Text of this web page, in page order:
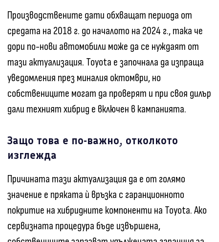
Производствените дати обхващат периода от
средата на 2018 г. до началото на 2024 г., така че
дори по-нови автомобили може да се нуждаят от
тази актуализация. Toyota е започнала да изпраща
уведомления през миналия октомври, но
собствениците могат да проверят и при своя дилър
дали техният хибрид е включен в кампанията.
Защо това е по-важно, отколкото
изглежда
Причината тази актуализация да е от голямо
значение е пряката ѝ връзка с гаранционното
покритие на хибридните компоненти на Toyota. Ако
сервизната процедура бъде извършена,